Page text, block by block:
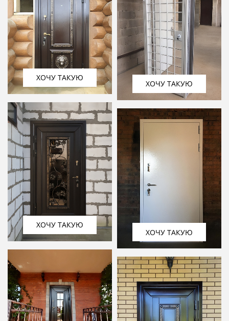
ХОЧУ ТАКУЮ
ХОЧУ ТАКУЮ
ХОЧУ ТАКУЮ
ХОЧУ ТАКУЮ